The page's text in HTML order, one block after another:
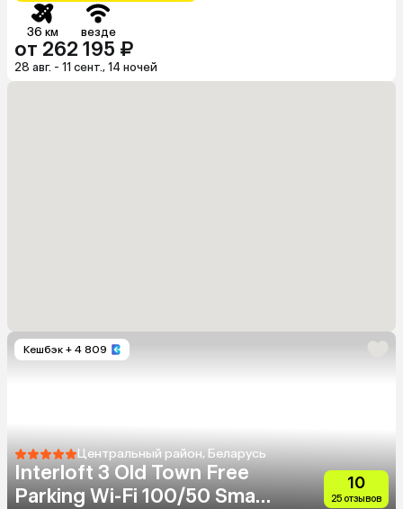
36 км везде
от 262 195 ₽
28 авг. - 11 сент., 14 ночей
Кешбэк + 4 809
Центральный район, Беларусь
Interloft 3 Old Town Free
Parking Wi-Fi 100/50 Smart
10
25 отзывов